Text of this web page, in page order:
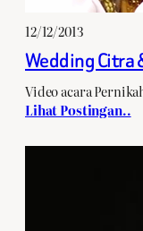
12/12/2013
Wedding Citra
Video acara
Lihat Postingan..